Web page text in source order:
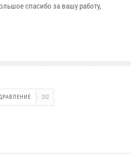
спасибо за вашу работу,
252